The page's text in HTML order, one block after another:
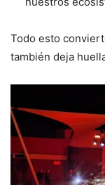
Todo esto
también deja